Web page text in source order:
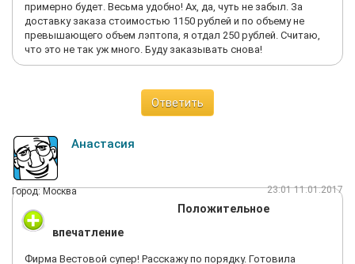
примерно будет. Весьма удобно! Ах, да, чуть не забыл. За
доставку заказа стоимостью 1150 рублей и по объему не
превышающего объем лэптопа, я отдал 250 рублей. Считаю,
что это не так уж много. Буду заказывать снова!
Ответить
Анастасия
Город: Москва 23:01 11.01.2017
Положительное
впечатление
Фирма Вестовой супер! Расскажу по порядку. Готовила